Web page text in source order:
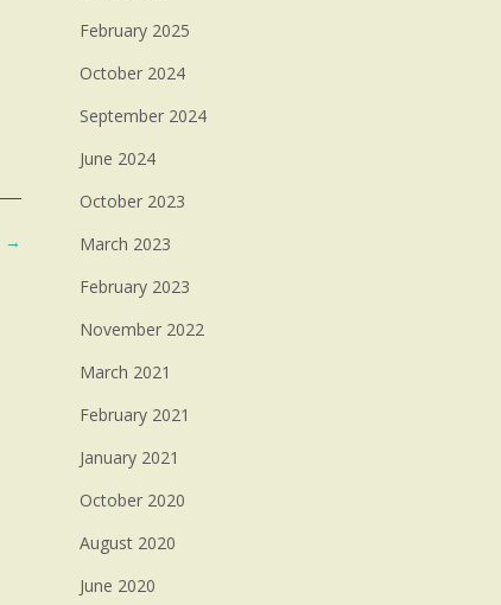
→
February 2025
October 2024
September 2024
June 2024
October 2023
March 2023
February 2023
November 2022
March 2021
February 2021
January 2021
October 2020
August 2020
June 2020